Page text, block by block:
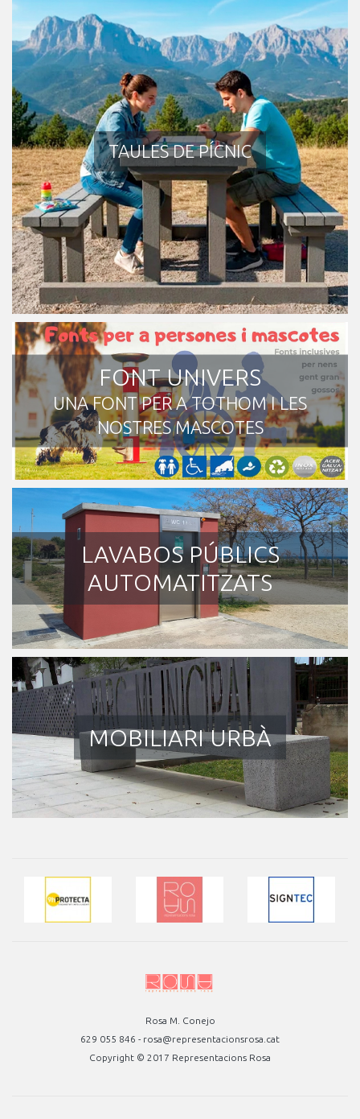
TAULES DE PÍCNIC
FONT UNIVERS
UNA FONT PER A TOTHOM I LES
NOSTRES MASCOTES
LAVABOS PÚBLICS
AUTOMATITZATS
MOBILIARI URBÀ
Rosa M. Conejo
629 055 846 - rosa@representacionsrosa.cat
Copyright © 2017 Representacions Rosa